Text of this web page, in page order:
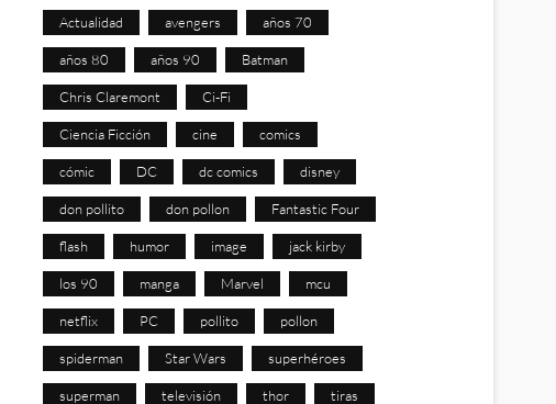
Actualidad avengers años 70
años 80 años 90 Batman
Chris Claremont Ci-Fi
Ciencia Ficción cine comics
cómic DC dc comics disney
don pollito don pollon Fantastic Four
flash humor image jack kirby
los 90 manga Marvel mcu
netflix PC pollito pollon
spiderman Star Wars superhéroes
superman televisión thor tiras